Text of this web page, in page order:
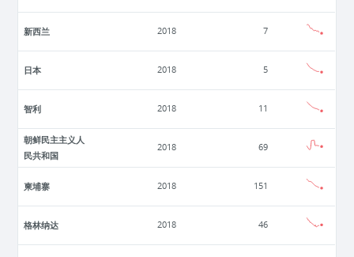
新西兰 2018 7
日本 2018 5
智利 2018 11
朝鲜民主主义人
民共和国
2018 69
柬埔寨 2018 151
格林纳达 2018 46